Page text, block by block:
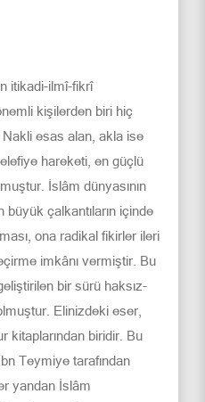
itikadi-ilmî-fikrî
kişilerden biri hiç
esas alan, akla ise
hareketi, en güçlü
İslâm dünyasının
çalkantıların içinde
ona radikal fikirler ileri
imkânı vermiştir. Bu
bir sürü haksız-
Elinizdeki eser,
kitaplarından biridir. Bu
Teymiye tarafından
yandan İslâm